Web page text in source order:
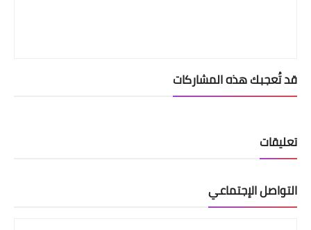
قد تُعجبك هذه المشاركات
تعليقات
التواصل الإجتماعي